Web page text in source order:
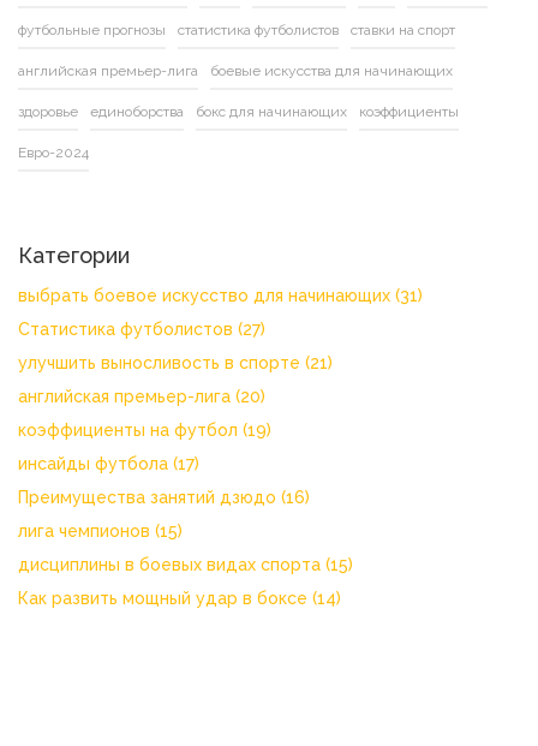
футбольные прогнозы статистика футболистов ставки на спорт
английская премьер-лига боевые искусства для начинающих
здоровье единоборства бокс для начинающих коэффициенты
Евро-2024
Категории
выбрать боевое искусство для начинающих (31)
Статистика футболистов (27)
улучшить выносливость в спорте (21)
английская премьер-лига (20)
коэффициенты на футбол (19)
инсайды футбола (17)
Преимущества занятий дзюдо (16)
лига чемпионов (15)
дисциплины в боевых видах спорта (15)
Как развить мощный удар в боксе (14)